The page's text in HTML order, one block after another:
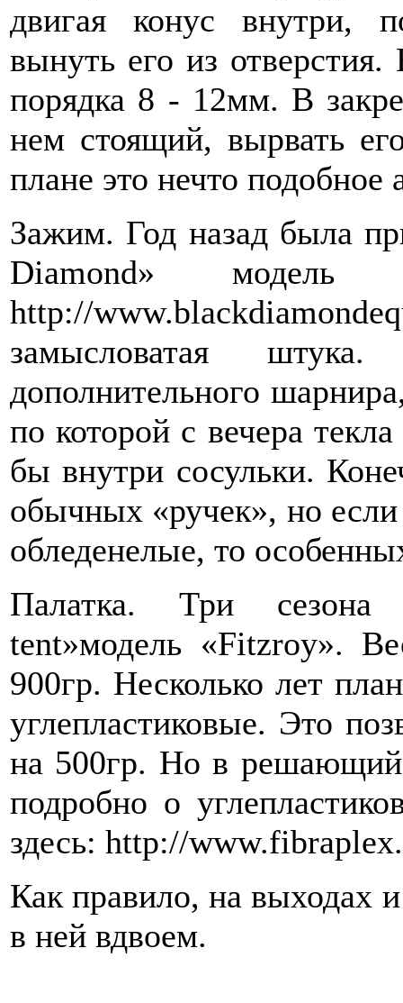
двигая конус внутри,
вынуть его из отверстия.
порядка 8 - 12мм. В
нем стоящий, вырвать
плане это нечто подобное
Зажим. Год назад была
Diamond» модель
http://
замысловатая
дополнительного
по которой с вечера
бы внутри сосульки.
обычных «ручек», но если
обледенелые, то
Палатка. Три сезона
tent»модель «Fitzroy».
900гр. Несколько лет
углепластиковые. Это
на 500гр. Но в решающий
подробно о
здесь: http://
Как правило, на выходах
в ней вдвоем.